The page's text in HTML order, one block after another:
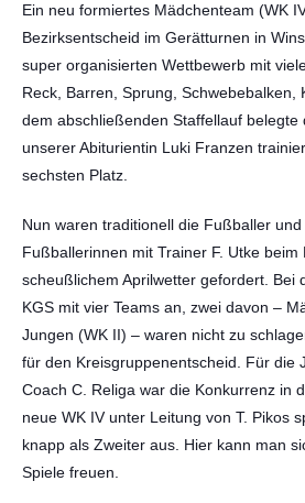
Ein neu formiertes Mädchenteam (WK
Bezirksentscheid im Gerätturnen in
super organisierten Wettbewerb mit
Reck, Barren, Sprung, Schwebebalken,
dem abschließenden Staffellauf belegte
unserer Abiturientin Luki Franzen
sechsten Platz.
Nun waren traditionell die Fußballer
Fußballerinnen mit Trainer F. Utke beim
scheußlichem Aprilwetter gefordert. Bei
KGS mit vier Teams an, zwei davon –
Jungen (WK II) – waren nicht zu
für den Kreisgruppenentscheid. Für die
Coach C. Religa war die Konkurrenz in
neue WK IV unter Leitung von T. Pikos
knapp als Zweiter aus. Hier kann man
Spiele freuen.